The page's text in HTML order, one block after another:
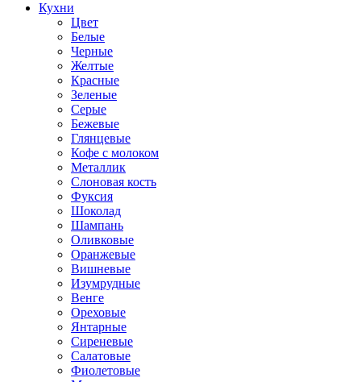
Кухни
Цвет
Белые
Черные
Желтые
Красные
Зеленые
Серые
Бежевые
Глянцевые
Кофе с молоком
Металлик
Слоновая кость
Фуксия
Шоколад
Шампань
Оливковые
Оранжевые
Вишневые
Изумрудные
Венге
Ореховые
Янтарные
Сиреневые
Салатовые
Фиолетовые